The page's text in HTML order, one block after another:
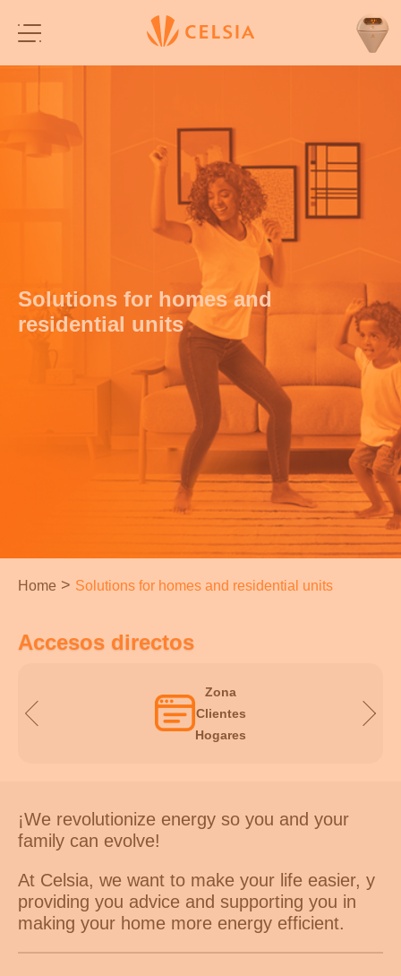
Solutions for homes and
residential units
Home > Solutions for homes and residential units
Accesos directos
Zona
Clientes
Hogares
¡We revolutionize energy so you and your
family can evolve!
At Celsia, we want to make your life easier, y
providing you advice and supporting you in
making your home more energy efficient.